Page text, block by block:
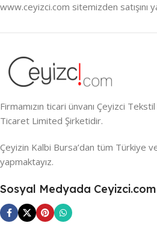
www.ceyizci.com sitemizden satışını
Firmamızın ticari ünvanı Çeyizci
Ticaret Limited Şirketidir.
Çeyizin Kalbi Bursa’dan tüm Türkiye
yapmaktayız.
Sosyal Medyada Ceyizci.com